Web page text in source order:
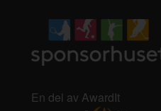
En del av AwardIt